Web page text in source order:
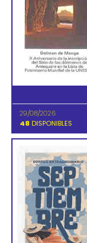
29/08/2026
48 DISPONIBLES